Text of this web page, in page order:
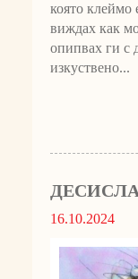
която клеймо
виждах как
опипвах ги с
изкуствено...
16.10.2024